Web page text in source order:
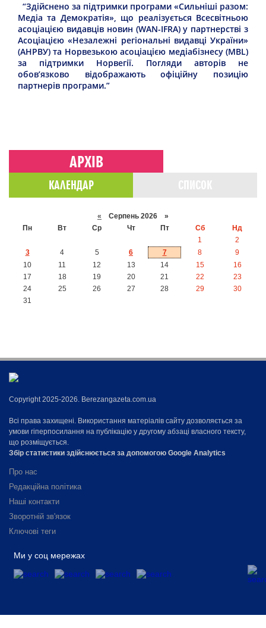
“Здійснено за підтримки програми «Сильніші разом:
Медіа та Демократія», що реалізується Всесвітньою
асоціацією видавців новин (WAN-IFRA) у партнерстві з
Асоціацією «Незалежні регіональні видавці України»
(АНРВУ) та Норвезькою асоціацією медіабізнесу (MBL)
за підтримки Норвегії. Погляди авторів не
обов’язково відображають офіційну позицію
партнерів програми.”
АРХІВ
КАЛЕНДАР
« Серпень 2026 »
Пн
Вт Ср Чт Пт Сб
Нд
1
2
3
4 5 6 7 8
9
10
11 12 13 14 15
16
17
18 19 20 21 22
23
24
25 26 27 28 29
30
31
Copyright 2025-2026. Berezangazeta.com.ua
Всі права захищені. Використання матеріалів сайту дозволяється за
умови гіперпосилання на публікацію у другому абзаці власного тексту,
що розміщується.
Збір статистики здійснюється за допомогою Google Analytics
Про нас
Редакційна політика
Наші контакти
Зворотній зв'язок
Ключові теги
Ми у соц мережах